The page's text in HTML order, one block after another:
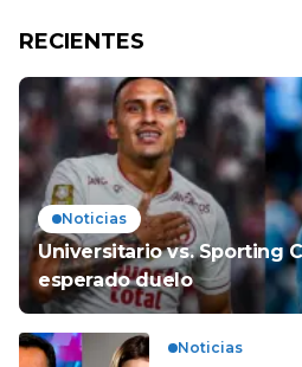
RECIENTES
Noticias
Universitario vs. Sporting
esperado duelo
Noticias